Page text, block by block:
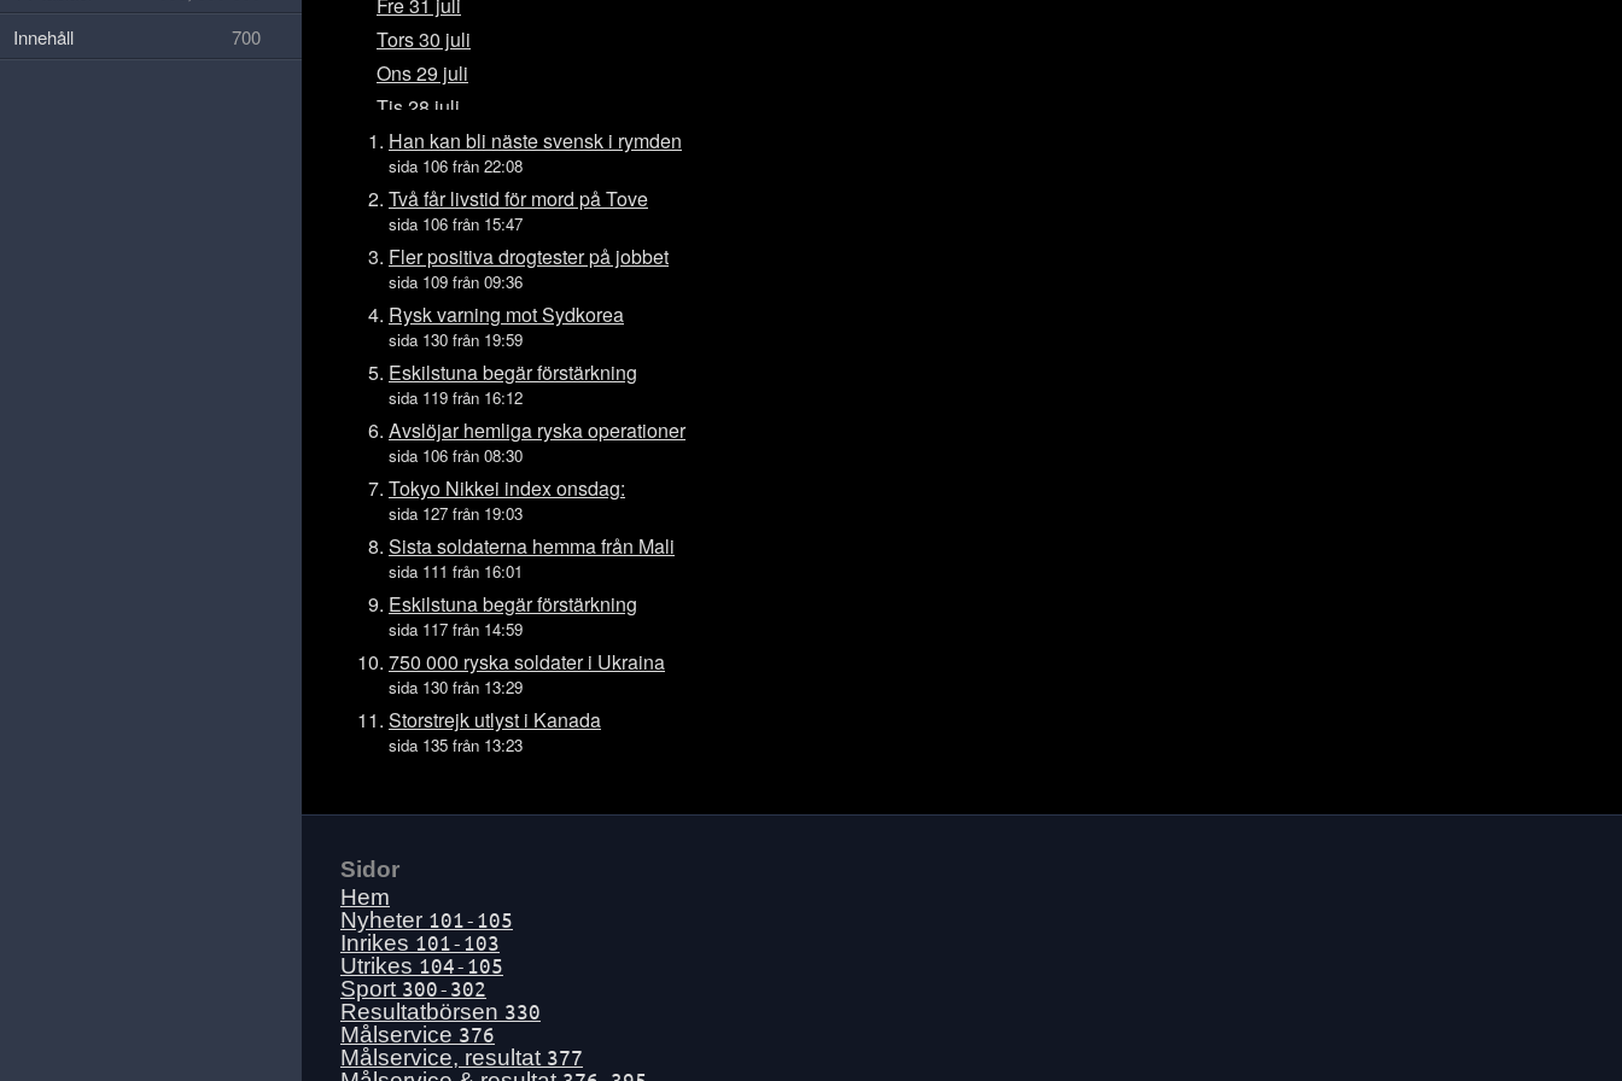
Fre 31 juli
Tors 30 juli
Ons 29 juli
Tis 28 juli
Mån 27 juli
Sön 26 juli
Lör 25 juli
Tors 23 juli
Ons 22 juli
Tis 21 juli
Mån 20 juli
Sön 19 juli
Lör 18 juli
Fre 17 juli
Tors 16 juli
Ons 15 juli
Tis 14 juli
Mån 13 juli
Lör 11 juli
Fre 10 juli
Tors 9 juli
Tis 7 juli
Sön 5 juli
Lör 4 juli
Fre 3 juli
Tors 2 juli
Ons 1 juli
Tis 30 juni
Han kan bli näste svensk i rymden
sida 106 från 22:08
Två får livstid för mord på Tove
sida 106 från 15:47
Fler positiva drogtester på jobbet
sida 109 från 09:36
Rysk varning mot Sydkorea
sida 130 från 19:59
Eskilstuna begär förstärkning
sida 119 från 16:12
Avslöjar hemliga ryska operationer
sida 106 från 08:30
Tokyo Nikkei index onsdag:
sida 127 från 19:03
Sista soldaterna hemma från Mali
sida 111 från 16:01
Eskilstuna begär förstärkning
sida 117 från 14:59
750 000 ryska soldater i Ukraina
sida 130 från 13:29
Storstrejk utlyst i Kanada
sida 135 från 13:23
Sidor
Hem
Nyheter 101-105
Inrikes 101-103
Utrikes 104-105
Sport 300-302
Resultatbörsen 330
Målservice 376
Målservice, resultat 377
Innehåll
700